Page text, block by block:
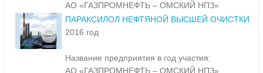
АО «ГАЗПРОМНЕФТЬ – ОМСКИЙ НПЗ»
ПАРАКСИЛОЛ НЕФТЯНОЙ ВЫСШЕЙ ОЧИСТКИ
2016 год
Название предприятия в год участия:
АО «ГАЗПРОМНЕФТЬ – ОМСКИЙ НПЗ»